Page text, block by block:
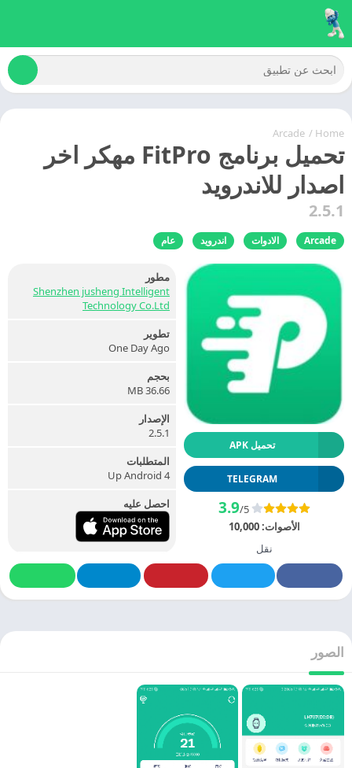
Home
/
Arcade
تحميل برنامج FitPro مهكر اخر
اصدار للاندرويد
2.5.1
Arcade الادوات اندرويد عام
تحميل APK
TELEGRAM
3.9/5
الأصوات:10,000
نقل
مطور
Shenzhen jusheng Intelligent
Technology Co.Ltd
تطوير
One Day Ago
بحجم
36.66 MB
الإصدار
2.5.1
المتطلبات
Up Android 4
احصل عليه
الصور